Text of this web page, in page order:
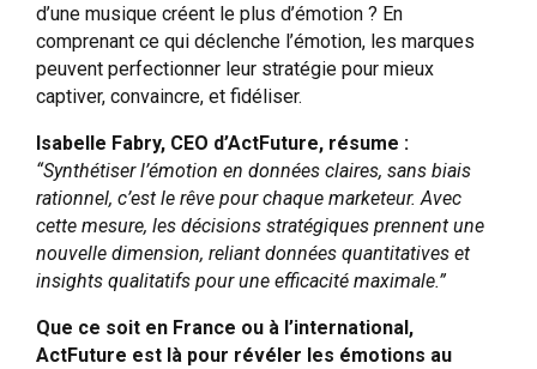
d’une musique créent le plus d’émotion ? En
comprenant ce qui déclenche l’émotion, les marques
peuvent perfectionner leur stratégie pour mieux
captiver, convaincre, et fidéliser.
Isabelle Fabry, CEO d’ActFuture, résume :
“Synthétiser l’émotion en données claires, sans biais
rationnel, c’est le rêve pour chaque marketeur. Avec
cette mesure, les décisions stratégiques prennent une
nouvelle dimension, reliant données quantitatives et
insights qualitatifs pour une efficacité maximale.”
Que ce soit en France ou à l’international,
ActFuture est là pour révéler les émotions au